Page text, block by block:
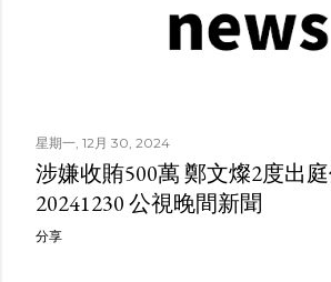
星期一, 12月 30, 2024
涉嫌收賄500萬 鄭文燦2度出
20241230 公視晚間新聞
分享